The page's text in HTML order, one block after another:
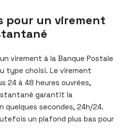
pour un virement
virement à la Banque Postale
type choisi. Le virement
24 à 48 heures ouvrées,
garantit la
quelques secondes, 24h/24.
un plafond plus bas pour